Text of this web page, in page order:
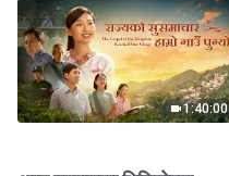
1:40:00